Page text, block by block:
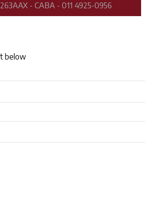
- CABA - 011 4925-0956
below